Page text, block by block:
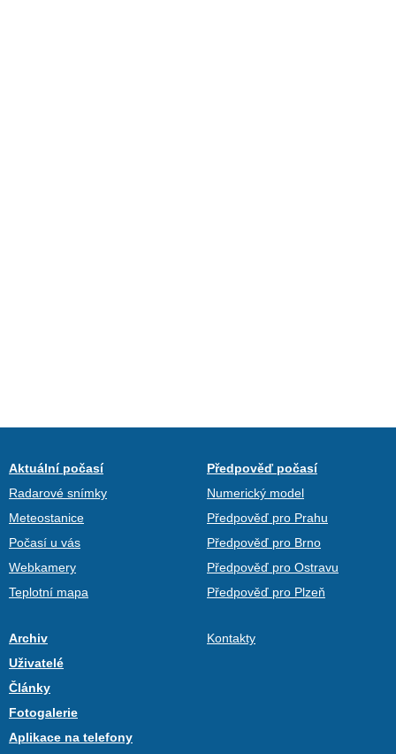
Aktuální počasí
Radarové snímky
Meteostanice
Počasí u vás
Webkamery
Teplotní mapa
Předpověď počasí
Numerický model
Předpověď pro Prahu
Předpověď pro Brno
Předpověď pro Ostravu
Předpověď pro Plzeň
Archiv
Uživatelé
Články
Fotogalerie
Aplikace na telefony
Kontakty